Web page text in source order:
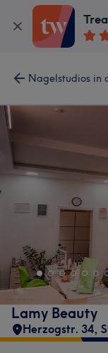
Nagelstudios in
Lamy Beauty
Herzogstr. 34,